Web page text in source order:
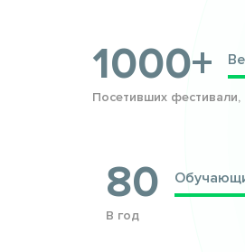
1000+
Посетивших
80
В год